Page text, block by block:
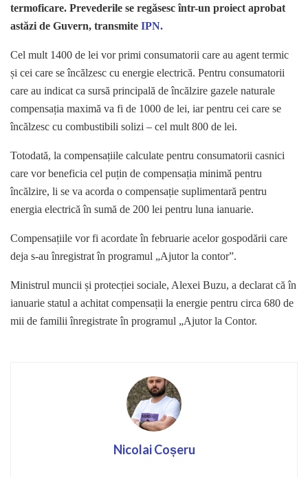
termoficare. Prevederile se regăsesc într-un proiect aprobat
astăzi de Guvern, transmite IPN.
Cel mult 1400 de lei vor primi consumatorii care au agent termic
și cei care se încălzesc cu energie electrică. Pentru consumatorii
care au indicat ca sursă principală de încălzire gazele naturale
compensația maximă va fi de 1000 de lei, iar pentru cei care se
încălzesc cu combustibili solizi – cel mult 800 de lei.
Totodată, la compensațiile calculate pentru consumatorii casnici
care vor beneficia cel puțin de compensația minimă pentru
încălzire, li se va acorda o compensație suplimentară pentru
energia electrică în sumă de 200 lei pentru luna ianuarie.
Compensațiile vor fi acordate în februarie acelor gospodării care
deja s-au înregistrat în programul „Ajutor la contor”.
Ministrul muncii și protecției sociale, Alexei Buzu, a declarat că în
ianuarie statul a achitat compensații la energie pentru circa 680 de
mii de familii înregistrate în programul „Ajutor la Contor.
Nicolai Coșeru